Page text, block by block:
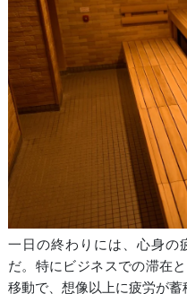
一日の終わりには、心身の
だ。特にビジネスでの滞在
移動で、想像以上に疲労が蓄